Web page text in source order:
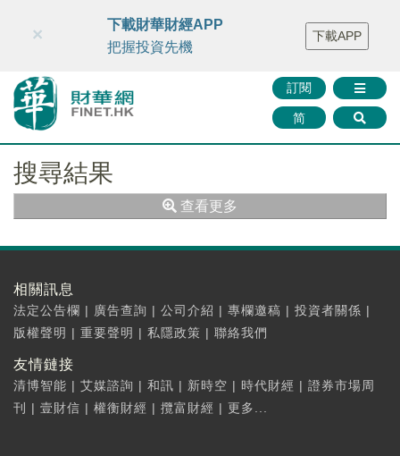
財華智庫網 FINTV FINMETA 財華證券 媒體矩陣
智庫沙龍
聯絡我們
訂閱
简
×
下載財華財經APP
把握投資先機
下載APP
搜尋結果
查看更多
相關訊息
法定公告欄 | 廣告查詢 | 公司介紹 | 專欄邀稿 | 投資者關係 |
版權聲明 | 重要聲明 | 私隱政策 | 聯絡我們
友情鏈接
清博智能 | 艾媒諮詢 | 和訊 | 新時空 | 時代財經 | 證券市場周
刊
| 壹財信 | 權衡財經 | 攬富財經 | 更多...